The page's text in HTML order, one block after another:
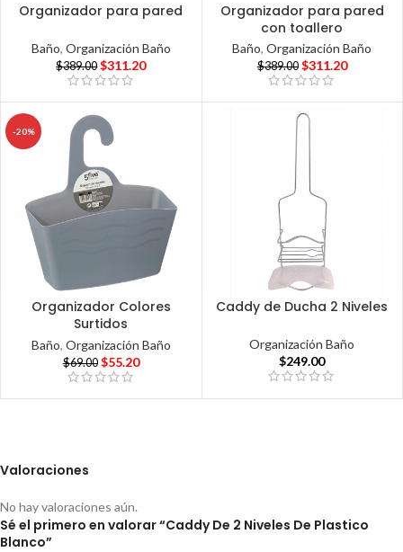
Organizador para pared
Baño, Organización Baño
$389.00 $311.20
Organizador para pared
con toallero
Baño,Organización Baño
$389.00 $311.20
-20%
Organizador Colores
Surtidos
Baño, Organización Baño
$69.00 $55.20
Caddy de Ducha 2 Niveles
Organización Baño
$249.00
Valoraciones
No hay valoraciones aún.
Sé el primero en valorar “Caddy De 2 Niveles De Plastico
Blanco”